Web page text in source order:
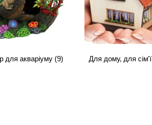
для акваріуму (9) Для дому, для сім'ї